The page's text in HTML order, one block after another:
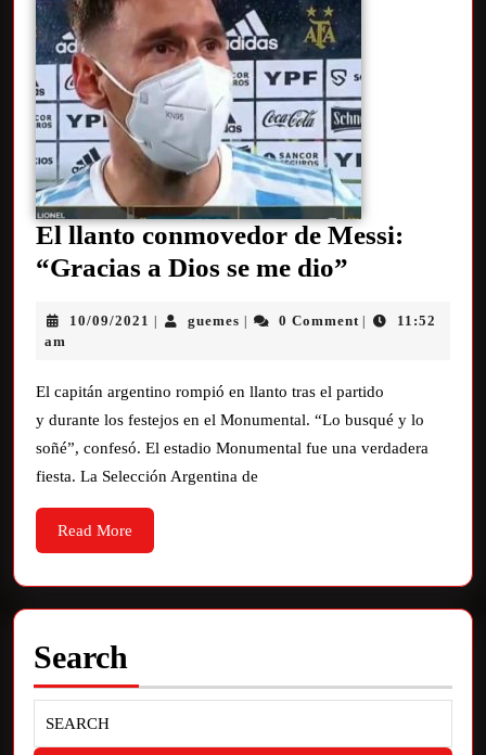
El llanto conmovedor de Messi:
“Gracias a Dios se me dio”
10/09/2021 guemes 0 Comment
11:52
am
El capitán argentino rompió en llanto tras el partido
y durante los festejos en el Monumental. “Lo busqué y lo
soñé”, confesó. El estadio Monumental fue una verdadera
fiesta. La Selección Argentina de
Read More
Search